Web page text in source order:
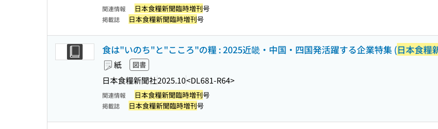
関連情報 日本食糧新聞臨時増刊号
掲載誌 日本食糧新聞臨時増刊号
食は"いのち"と"こころ"の糧 : 2025近畿・中国・四国発活躍する企業特集 (日本食糧
紙 図書
日本食糧新聞社2025.10<DL681-R64>
関連情報 日本食糧新聞臨時増刊号
掲載誌 日本食糧新聞臨時増刊号